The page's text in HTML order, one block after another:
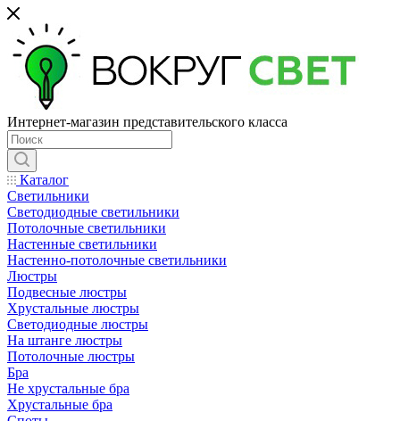
Интернет-магазин представительского класса
Каталог
Светильники
Светодиодные светильники
Потолочные светильники
Настенные светильники
Настенно-потолочные светильники
Люстры
Подвесные люстры
Хрустальные люстры
Светодиодные люстры
На штанге люстры
Потолочные люстры
Бра
Не хрустальные бра
Хрустальные бра